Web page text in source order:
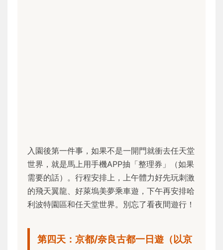
入園後第一件事，如果不是一開門就衝去任天堂
世界，就是馬上用手機APP抽「整理券」（如果
需要的話）。行程安排上，上午體力好先玩刺激
的飛天翼龍、好萊塢美夢乘車遊，下午再安排哈
利波特園區和任天堂世界。別忘了看夜間遊行！
第四天：京都/奈良古都一日遊（以京